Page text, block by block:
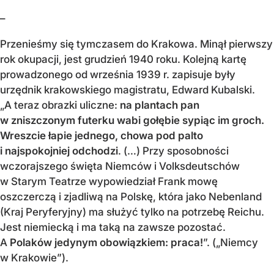
–
Przenieśmy się tymczasem do Krakowa. Minął pierwszy
rok okupacji, jest grudzień 1940 roku. Kolejną kartę
prowadzonego od września 1939 r. zapisuje były
urzędnik krakowskiego magistratu, Edward Kubalski.
„A teraz obrazki uliczne: na plantach pan
w zniszczonym futerku wabi gołębie sypiąc im groch.
Wreszcie łapie jednego, chowa pod palto
i najspokojniej odchodzi. (…) Przy sposobności
wczorajszego święta Niemców i Volksdeutschów
w Starym Teatrze wypowiedział Frank mowę
oszczerczą i zjadliwą na Polskę, która jako Nebenland
(Kraj Peryferyjny) ma służyć tylko na potrzebę Reichu.
Jest niemiecką i ma taką na zawsze pozostać.
A Polaków jedynym obowiązkiem: praca!”. („Niemcy
w Krakowie”).